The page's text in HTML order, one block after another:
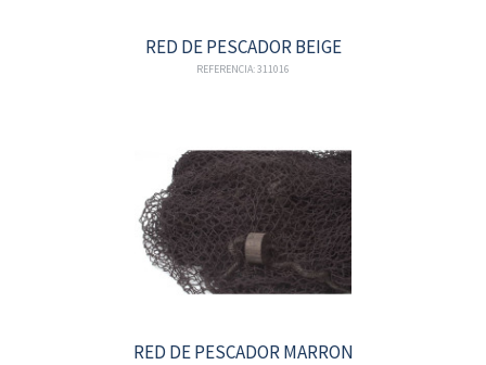
RED DE PESCADOR BEIGE
REFERENCIA: 311016
RED DE PESCADOR MARRON